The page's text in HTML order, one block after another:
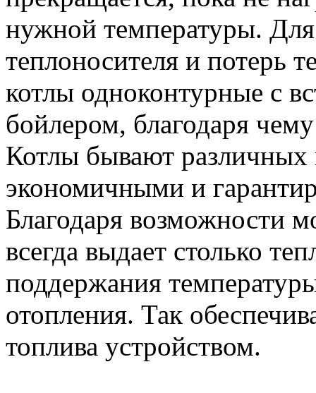
нужной температуры.
теплоносителя и потерь
котлы одноконтурные с
бойлером, благодаря
Котлы бывают различных
экономичными и
Благодаря возможности
всегда выдает столько
поддержания
отопления. Так
топлива устройством.